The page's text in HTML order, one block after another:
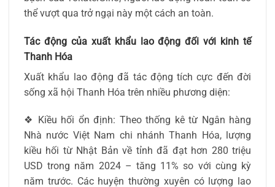
thể vượt qua trở ngại này một cách an toàn.
Tác động của xuất khẩu lao động đối với kinh tế
Thanh Hóa
Xuất khẩu lao động đã tác động tích cực đến đời
sống xã hội Thanh Hóa trên nhiều phương diện:
❖ Kiều hối ổn định: Theo thống kê từ Ngân hàng
Nhà nước Việt Nam chi nhánh Thanh Hóa, lượng
kiều hối từ Nhật Bản về tỉnh đã đạt hơn 280 triệu
USD trong năm 2024 – tăng 11% so với cùng kỳ
năm trước. Các huyện thường xuyên có lượng lao